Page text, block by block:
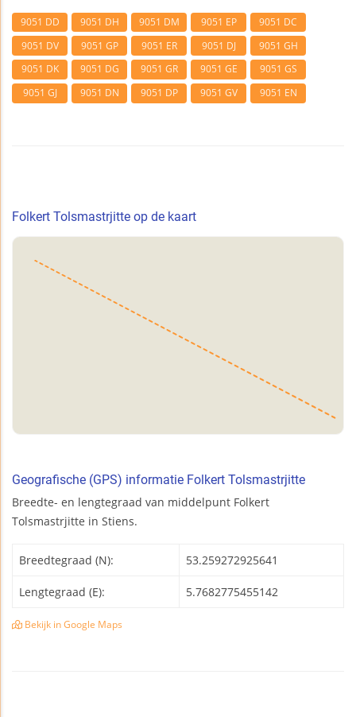
9051 DD 9051 DH 9051 DM 9051 EP
9051 DC
9051 DV
9051 GP 9051 ER 9051 DJ
9051 GH
9051 DK
9051 DG 9051 GR 9051 GE
9051 GS
9051 GJ
9051 DN 9051 DP 9051 GV 9051 EN
Folkert Tolsmastrjitte op de kaart
Geografische (GPS) informatie Folkert Tolsmastrjitte
Breedte- en lengtegraad van middelpunt Folkert
Tolsmastrjitte in Stiens.
Breedtegraad (N): 53.259272925641
Lengtegraad (E): 5.7682775455142
Bekijk in Google Maps